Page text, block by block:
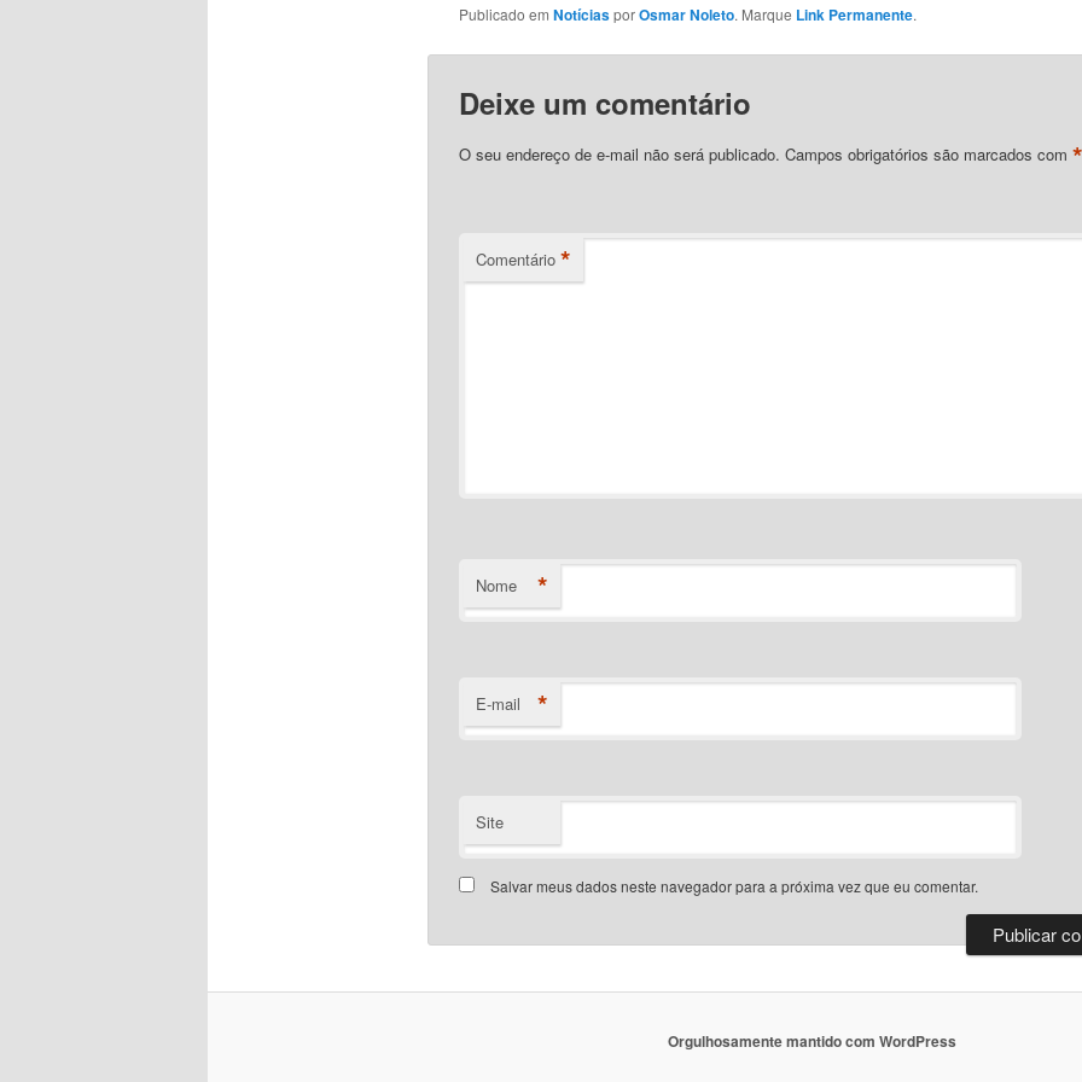
Publicado em NotíciasporOsmar Noleto. Marque Link Permanente.
Deixe um comentário
O seu endereço de e-mail não será publicado. Campos obrigatórios são marcados com *
Comentário *
Nome *
E-mail *
Site
Salvar meus dados neste navegador para a próxima vez que eu comentar.
Orgulhosamente mantido com WordPress